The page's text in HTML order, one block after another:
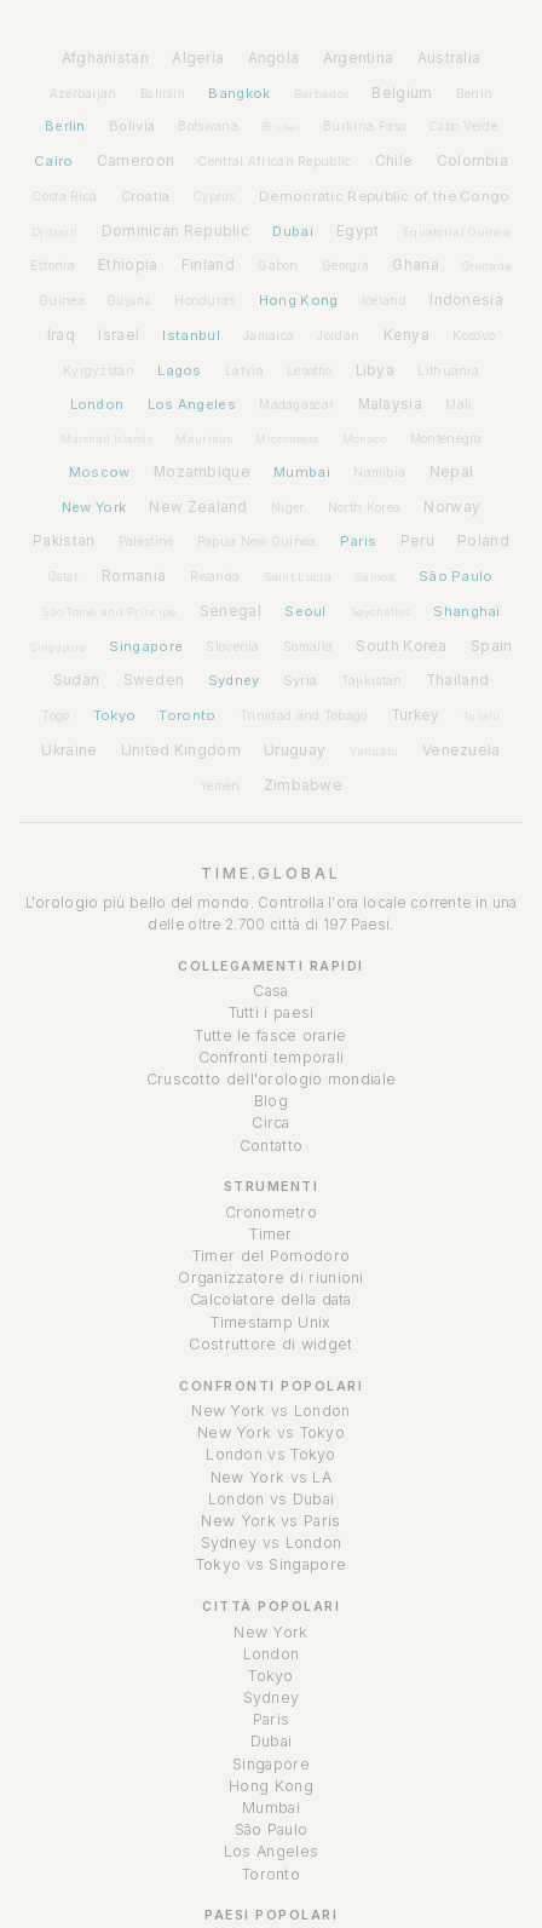
Afghanistan Algeria Angola Argentina Australia
Azerbaijan Bahrain Bangkok Barbados Belgium Benin
Berlin Bolivia Botswana Brunei Burkina Faso Cabo Verde
Cairo Cameroon Central African Republic Chile Colombia
Costa Rica Croatia Cyprus Democratic Republic of the Congo
Djibouti Dominican Republic Dubai Egypt Equatorial Guinea
Estonia Ethiopia Finland Gabon Georgia Ghana Grenada
Guinea Guyana Honduras Hong Kong Iceland Indonesia
Iraq Israel Istanbul Jamaica Jordan Kenya Kosovo
Kyrgyzstan Lagos Latvia Lesotho Libya Lithuania
London Los Angeles Madagascar Malaysia Mali
Marshall Islands Mauritius Micronesia Monaco Montenegro
Moscow Mozambique Mumbai Namibia Nepal
New York New Zealand Niger North Korea Norway
Pakistan Palestine Papua New Guinea Paris Peru Poland
Qatar Romania Rwanda Saint Lucia Samoa São Paulo
São Tomé and Príncipe Senegal Seoul Seychelles Shanghai
Singapore Slovenia Somalia South Korea Spain
Sudan Sweden Sydney Syria Tajikistan Thailand
Togo Tokyo Toronto Trinidad and Tobago Turkey Tuvalu
Ukraine United Kingdom Uruguay Vanuatu Venezuela
Yemen Zimbabwe
TIME.GLOBAL
L'orologio più bello del mondo. Controlla l'ora locale corrente in una
delle oltre 2.700 città di 197 Paesi.
COLLEGAMENTI RAPIDI
Casa
Tutti i paesi
Tutte le fasce orarie
Confronti temporali
Cruscotto dell'orologio mondiale
Blog
Circa
Contatto
STRUMENTI
Cronometro
Timer
Timer del Pomodoro
Organizzatore di riunioni
Calcolatore della data
Timestamp Unix
Costruttore di widget
CONFRONTI POPOLARI
New York vs London
New York vs Tokyo
London vs Tokyo
New York vs LA
London vs Dubai
New York vs Paris
Sydney vs London
Tokyo vs Singapore
CITTÀ POPOLARI
New York
London
Tokyo
Sydney
Paris
Dubai
Singapore
Hong Kong
Mumbai
São Paulo
Los Angeles
Toronto
PAESI POPOLARI